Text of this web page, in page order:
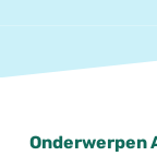
Onderwerpen